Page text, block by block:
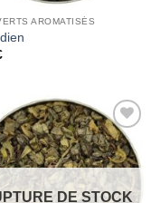
AROMATISÉS
Add to
Wishlist
DE STOCK